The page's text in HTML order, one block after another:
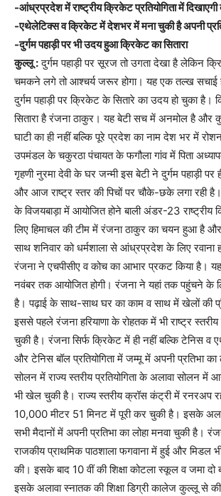
-आंध्रप्रदेश में राष्ट्रीय क्रिकेट प्रतियोगिता में
-एथेलेटिक्स व क्रिकेट में देशभर में मना चुकी है अपनी
-दुर्गम पहाड़ी पर भी उदय हुआ क्रिकेट का सितारा
कुल्लू :दुर्गम पहाड़ी पर सूरज तो उगता देखा है लेकिन
चमकने लगे तो आश्चर्य जरूर होगा। यह एक तल्ख सचाई
दुर्गम पहाड़ी पर क्रिकेट के सितारे का उदय हो चुका है।
सितारा है रंजना ठाकुर। यह बेटी सच में अनमोल है और
घाटी का ही नहीं बल्कि पूरे प्रदेश का नाम देश भर में
उपमंडल के चकुरठा पंचायत के फगौला गांव में पिता
गृहणी नुरमा देवी के घर जन्मी इस बेटी ने दुर्गम पहाड़ी पर
और आज राष्ट्र स्तर की पिचों पर चौके-छके लगा रही
के विजयबाड़ा में आयोजित होने बाली अंडर-23 राष्ट्रीय
लिए हिमाचल की टीम में रंजना ठाकुर का चयन हुआ है
साथ शनिवार को धर्मशाला से आंध्रप्रदेश के लिए
रंजना ने एचपीसीए व कोच का आभार प्रकट किया है। यह
नवंबर तक आयोजित होगी। रंजना ने यहां तक पहुंचने के
है। पढ़ाई के साथ-साथ घर का काम व साथ में खेलों की
इससे पहले रंजना हरियाणा के रोहतक में भी राष्ट्र स्तरीय
चुकी है। रंजना सिर्फ क्रिकेट में ही नहीं बल्कि टेनिस व
और टेनिस बॉल प्रतियोगिता में जम्मू में अपनी प्रतिभा का
सोलन में राज्य स्तरीय प्रतियोगिता के अलावा सोलन में
भी खेल चुकी है। राज्य स्तरीय क्रॉस कंट्री में रनरअप
10,000 मीटर 51 मिनट में पूरी कर चुकी है। इसके
सभी मैदानों में अपनी प्रतिभा का लोहा मनवा चुकी है।
राजकीय प्राथमिक पाठशाला फगवाना में हुई और मिडल
की। इसके बाद 10 वीं की शिक्षा कोटला स्कूल व जमा दो
इसके अलावा स्नातक की शिक्षा डिग्री कालेज कुल्लू से